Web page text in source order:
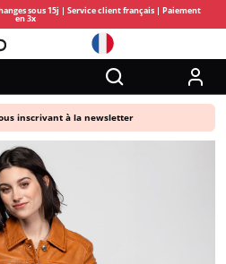
sous 15j | Service client français | Paiement
en 3x
inscrivant à la newsletter